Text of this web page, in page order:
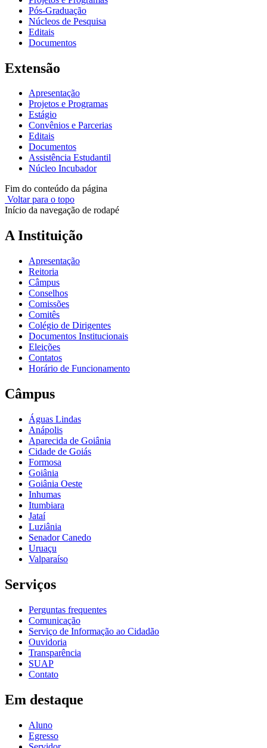
Pós-Graduação
Núcleos de Pesquisa
Editais
Documentos
Extensão
Apresentação
Projetos e Programas
Estágio
Convênios e Parcerias
Editais
Documentos
Assistência Estudantil
Núcleo Incubador
Fim do conteúdo da página
Voltar para o topo
Início da navegação de rodapé
A Instituição
Apresentação
Reitoria
Câmpus
Conselhos
Comissões
Comitês
Colégio de Dirigentes
Documentos Institucionais
Eleições
Contatos
Horário de Funcionamento
Câmpus
Águas Lindas
Anápolis
Aparecida de Goiânia
Cidade de Goiás
Formosa
Goiânia
Goiânia Oeste
Inhumas
Itumbiara
Jataí
Luziânia
Senador Canedo
Uruaçu
Valparaíso
Serviços
Perguntas frequentes
Comunicação
Serviço de Informação ao Cidadão
Ouvidoria
Transparência
SUAP
Contato
Em destaque
Aluno
Egresso